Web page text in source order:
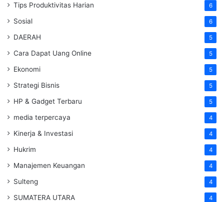
Tips Produktivitas Harian 6
Sosial 6
DAERAH 5
Cara Dapat Uang Online 5
Ekonomi 5
Strategi Bisnis 5
HP & Gadget Terbaru 5
media terpercaya 4
Kinerja & Investasi 4
Hukrim 4
Manajemen Keuangan 4
Sulteng 4
SUMATERA UTARA 4